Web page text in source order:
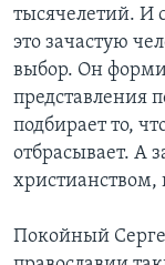
тысячелетий. И
это зачастую
выбор. Он
представления
подбирает то,
отбрасывает. А
христианством,
Покойный